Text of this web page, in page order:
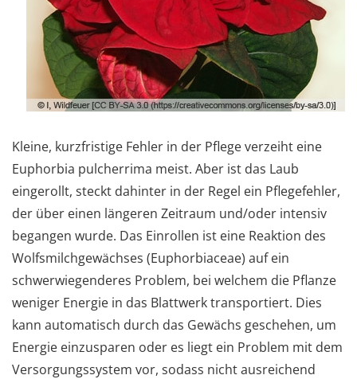
Kleine, kurzfristige Fehler in der Pflege verzeiht eine
Euphorbia pulcherrima meist. Aber ist das Laub
eingerollt, steckt dahinter in der Regel ein Pflegefehler,
der über einen längeren Zeitraum und/oder intensiv
begangen wurde. Das Einrollen ist eine Reaktion des
Wolfsmilchgewächses (Euphorbiaceae) auf ein
schwerwiegenderes Problem, bei welchem die Pflanze
weniger Energie in das Blattwerk transportiert. Dies
kann automatisch durch das Gewächs geschehen, um
Energie einzusparen oder es liegt ein Problem mit dem
Versorgungssystem vor, sodass nicht ausreichend